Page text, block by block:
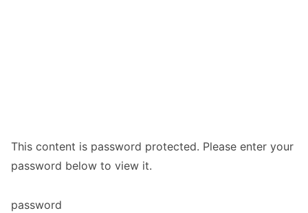
This content is password protected. Please enter your
password below to view it.
password